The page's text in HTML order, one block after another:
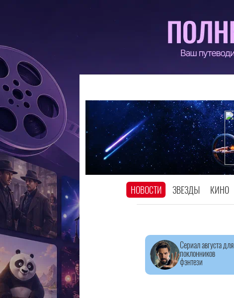
НОВОСТИ ЗВЕЗДЫ КИНО
Сериал августа для
поклонников
фэнтези